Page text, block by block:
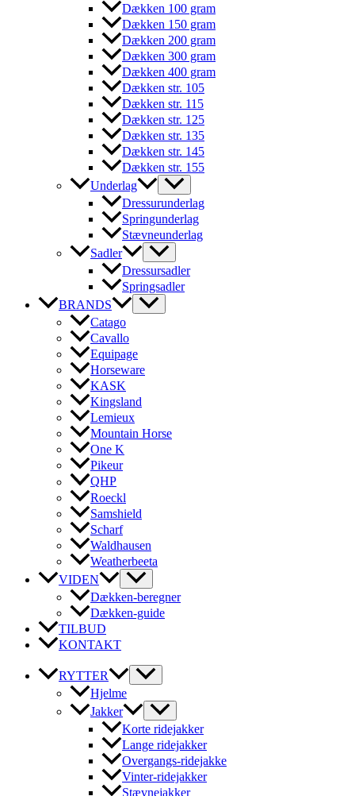
Dækken 100 gram
Dækken 150 gram
Dækken 200 gram
Dækken 300 gram
Dækken 400 gram
Dækken str. 105
Dækken str. 115
Dækken str. 125
Dækken str. 135
Dækken str. 145
Dækken str. 155
Underlag
Dressurunderlag
Springunderlag
Stævneunderlag
Sadler
Dressursadler
Springsadler
BRANDS
Catago
Cavallo
Equipage
Horseware
KASK
Kingsland
Lemieux
Mountain Horse
One K
Pikeur
QHP
Roeckl
Samshield
Scharf
Waldhausen
Weatherbeeta
VIDEN
Dækken-beregner
Dækken-guide
TILBUD
KONTAKT
RYTTER
Hjelme
Jakker
Korte ridejakker
Lange ridejakker
Overgangs-ridejakke
Vinter-ridejakker
Stævnejakker